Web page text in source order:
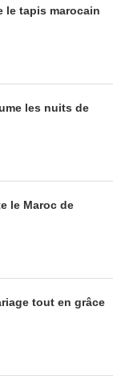
le tapis marocain
les nuits de
le Maroc de
tout en grâce